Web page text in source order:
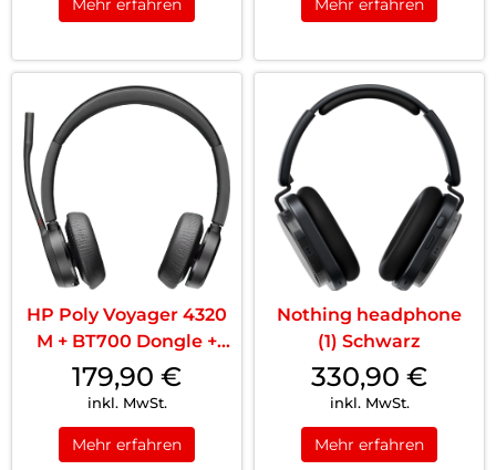
Mehr erfahren Mehr erfahren
HP Poly Voyager 4320
M + BT700 Dongle +
Ladestation Schwarz
179,90 €
inkl. MwSt.
Mehr erfahren
Nothing headphone
(1) Schwarz
330,90 €
inkl. MwSt.
Mehr erfahren